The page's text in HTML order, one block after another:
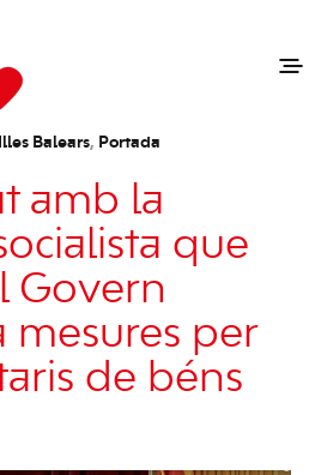
Balears, Portada
amb la
que
Govern
mesures per
de béns